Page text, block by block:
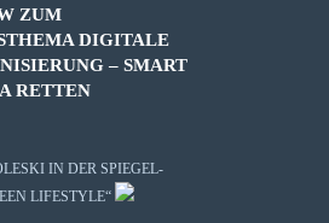
ZUM
DIGITALE
– SMART
RETTEN
IN DER SPIEGEL-
LIFESTYLE“